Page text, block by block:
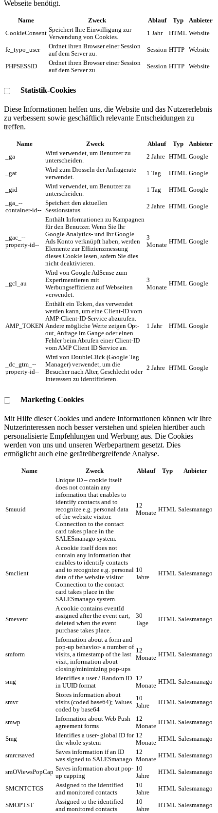
Webseite benötigt.
Name Zweck Ablauf Typ
Anbieter
CookieConsent Speichert Ihre Einwilligung zur
Verwendung von Cookies.
1 Jahr HTML Website
fe_typo_user
Ordnet ihren Browser einer Session
auf dem Server zu.
Session HTTP Website
PHPSESSID
Ordnet ihren Browser einer Session
auf dem Server zu.
Session HTTP Website
Statistik-Cookies
Diese Informationen helfen uns, die Website und das Nutzererlebnis
zu verbessern sowie geschäftlich relevante Entscheidungen zu
treffen.
Name Zweck Ablauf Typ
Anbieter
_ga
Wird verwendet, um Benutzer zu
unterscheiden.
2 Jahre HTML Google
_gat
Wird zum Drosseln der Anfragerate
verwendet.
1 Tag HTML Google
_gid
Wird verwendet, um Benutzer zu
unterscheiden.
1 Tag HTML Google
_ga_--
container-id--
Speichert den aktuellen
Sessionstatus.
2 Jahre HTML Google
_gac_--
property-id--
Enthält Informationen zu Kampagnen
für den Benutzer. Wenn Sie Ihr
Google Analytics- und Ihr Google
Ads Konto verknüpft haben, werden
Elemente zur Effizienzmessung
dieses Cookie lesen, sofern Sie dies
nicht deaktivieren.
3
Monate HTML Google
_gcl_au
Wird von Google AdSense zum
Experimentieren mit
Werbungseffizienz auf Webseiten
verwendet.
3
Monate
HTML Google
AMP_TOKEN
Enthält ein Token, das verwendet
werden kann, um eine Client-ID vom
AMP-Client-ID-Service abzurufen.
Andere mögliche Werte zeigen Opt-
out, Anfrage im Gange oder einen
Fehler beim Abrufen einer Client-ID
vom AMP Client ID Service an.
1 Jahr HTML Google
_dc_gtm_--
property-id--
Wird von DoubleClick (Google Tag
Manager) verwendet, um die
Besucher nach Alter, Geschlecht oder
Interessen zu identifizieren.
2 Jahre HTML Google
Marketing Cookies
Mit Hilfe dieser Cookies und andere Informationen können wir Ihre
Nutzerinteressen noch besser verstehen und spielen hierüber auch
personalisierte Empfehlungen und Werbung aus. ​Die Cookies
werden von uns und unseren Werbepartnern gesetzt. Dies
ermöglicht auch eine geräteübergreifende Analyse.
Name Zweck Ablauf Typ Anbieter
Smuuid
Unique ID – cookie itself
does not contain any
information that enables to
identify contacts and to
recognize e.g. personal data
of the website visitor.
Connection to the contact
card takes place in the
SALESmanago system.
12
Monate HTML Salesmanago
Smclient
A cookie itself does not
contain any information that
enables to identify contacts
and to recognize e.g. personal
data of the website visitor.
Connection to the contact
card takes place in the
SALESmanago system.
10
Jahre
HTML Salesmanago
Smevent
A cookie contains eventId
assigned after the event cart,
deleted when the event
purchase takes place.
30
Tage
HTML Salesmanago
smform
Information about a form and
pop-up behavior- a number of
visits, a timestamp of the last
visit, information about
closing/minimizing pop-ups
12
Monate HTML Salesmanago
smg
Identifies a user / Random ID
in UUID format
12
Monate
HTML Salesmanago
smvr
Stores information about
visits (coded base64); Values
coded by base64
10
Jahre
HTML Salesmanago
smwp
Information about Web Push
agreement forms
12
Monate
HTML Salesmanago
Smg
Identifies a user- global ID for
the whole system
12
Monate
HTML Salesmanago
smrcrsaved
Saves information if an ID
was signed to SALESmanago
12
Monate
HTML Salesmanago
smOViewsPopCap Saves information about pop-
up capping
10
Jahre
HTML Salesmanago
SMCNTCTGS
Assigned to the identified
and monitored contacts
10
Jahre
HTML Salesmanago
SMOPTST
Assigned to the identified
and monitored contacts
10
Jahre
HTML Salesmanago